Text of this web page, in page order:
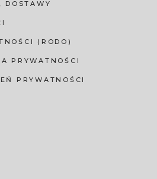
(RODO)
PRYWATNOŚCI
PRYWATNOŚCI